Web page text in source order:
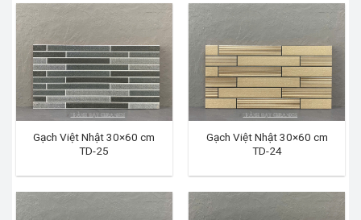
Gạch Việt Nhật 30×60 cm
TD-25
Gạch Việt Nhật 30×60 cm
TD-24